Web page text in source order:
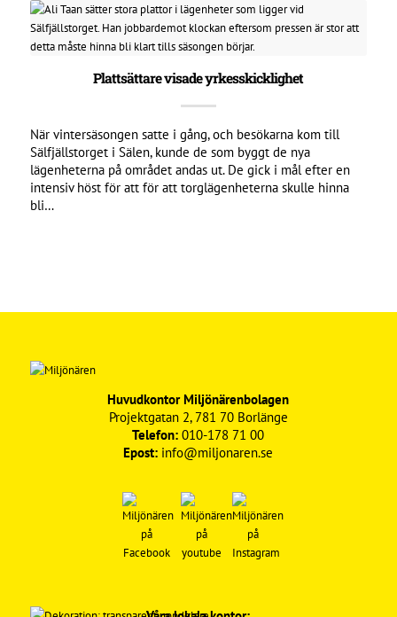
Plattsättare visade yrkesskicklighet
När vintersäsongen satte i gång, och besökarna kom till
Sälfjällstorget i Sälen, kunde de som byggt de nya
lägenheterna på området andas ut. De gick i mål efter en
intensiv höst för att för att torglägenheterna skulle hinna
bli…
Huvudkontor Miljönärenbolagen
Projektgatan 2, 781 70 Borlänge
Telefon: 010-178 71 00
Epost: info@miljonaren.se